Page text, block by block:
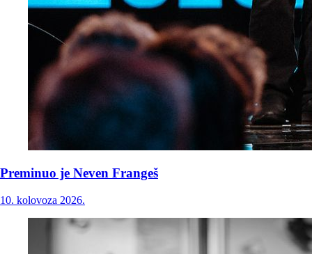
Preminuo je Neven Frangeš
10. kolovoza 2026.